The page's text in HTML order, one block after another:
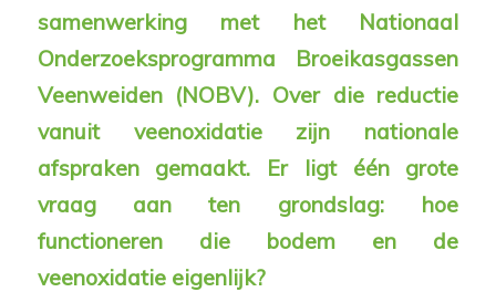
samenwerking met het Nationaal
Onderzoeksprogramma Broeikasgassen
Veenweiden (NOBV). Over die reductie
vanuit veenoxidatie zijn nationale
afspraken gemaakt. Er ligt één grote
vraag aan ten grondslag: hoe
functioneren die bodem en de
veenoxidatie eigenlijk?